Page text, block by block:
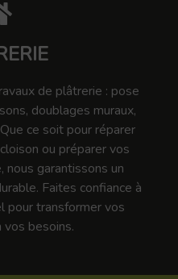
de plâtrerie : pose
doublages muraux,
ce soit pour réparer
ou préparer vos
nous garantissons un
Faites confiance à
pour transformer vos
vos besoins.